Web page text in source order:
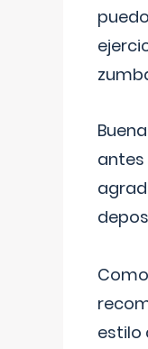
antes
estilo